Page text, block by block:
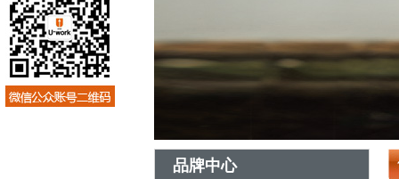
品牌中心